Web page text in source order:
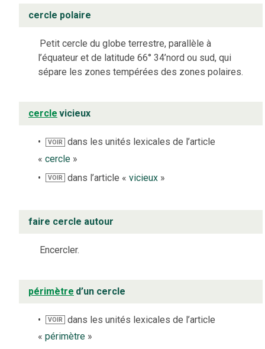
cercle polaire
Petit cercle du globe terrestre, parallèle à
l’équateur et de latitude 66° 34’nord ou sud, qui
sépare les zones tempérées des zones polaires.
cercle vicieux
VOIR
dans les unités lexicales de l’article
« cercle »
VOIR dans l’article «vicieux »
faire cercle autour
Encercler.
périmètre d’un cercle
VOIR
dans les unités lexicales de l’article
« périmètre »